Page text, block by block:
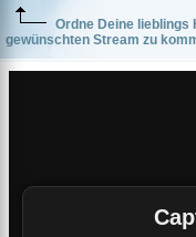
Ordne Deine lieblings
gewünschten Stream zu